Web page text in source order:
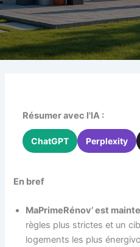
Résumer avec l'IA :
ChatGPT Perplexity
En bref
MaPrimeRénov’ est
règles plus strictes et un
logements les plus